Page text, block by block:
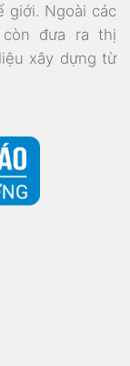
giới. Ngoài các
đưa ra thị
xây dựng từ